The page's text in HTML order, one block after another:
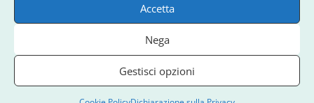
Accetta
Nega
Gestisci opzioni
91080560583 2022-2026 © Tutti i diritti sono riservati